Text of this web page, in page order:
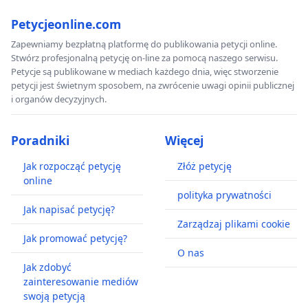
zamieniono na dozór elektroniczny.
W dniu 22 marca 2023 roku Sąd Najwyższy
uwzględnił skargi kasacyjne, wniesione przez
Rejonowego w Dębicy oraz Sądu Okręgowego w
Rzeszowie, które dotyczyły uporczywego
nękania Bożeny Wołowicz. Fragment
uzasadnienia Sądu Najwyższego brzmi tak:
- Istotą rzetelnego postępowania powinna być [...]
ocena czy sędzia biorący udział w wydaniu
rozstrzygnięcia w danej sprawie ma przymiot sędziego
bezstronnego nie tylko w wymiarze subiektywnym. [...]
Wydźwięk programu telewizyjnego był niekorzystny dla
Petycjeonline.com
Zapewniamy bezpłatną platformę do publikowania petycji online.
Stwórz profesjonalną petycję on-line za pomocą naszego serwisu.
Petycje są publikowane w mediach każdego dnia, więc stworzenie
petycji jest świetnym sposobem, na zwrócenie uwagi opinii publicznej
i organów decyzyjnych.
Poradniki
Jak rozpocząć petycję
online
Jak napisać petycję?
Jak promować petycję?
Jak zdobyć
zainteresowanie mediów
swoją petycją
Więcej
Złóż petycję
polityka prywatności
Zarządzaj plikami cookie
O nas